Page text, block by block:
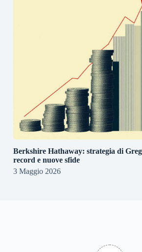
Berkshire Hathaway: strategia di
record e nuove sfide
3 Maggio 2026